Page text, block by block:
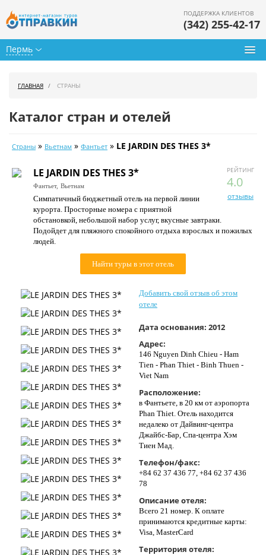
Пермь
ПОДДЕРЖКА КЛИЕНТОВ
(342) 255-42-17
Календарь туров
Цены дня
Страны
Как купить
ГЛАВНАЯ СТРАНЫ
Каталог стран и отелей
Страны » Вьетнам » Фантьет » LE JARDIN DES THES 3*
РЕЙТИНГ
4.0
отзывы
LE JARDIN DES THES 3*
Фантьет, Вьетнам
Симпатичный бюджетный отель на первой линии
курорта. Просторные номера с приятной
обстановкой, небольшой набор услуг, вкусные завтраки.
Подойдет для пляжного спокойного отдыха взрослых и пожилых
людей.
Найти туры в этот отель
Добавить свой отзыв об этом
отеле
Дата основания: 2012
Адрес:
146 Nguyen Dinh Chieu - Ham
Tien - Phan Thiet - Binh Thuen -
Viet Nam
Расположение:
в Фантьете, в 20 км от аэропорта
Phan Thiet. Отель находится
недалеко от Дайвинг-центра
Джайбс-Бар, Спа-центра Хэм
Тиен Мад.
Телефон/факс:
+84 62 37 436 77, +84 62 37 436
78
Описание отеля:
Всего 21 номер. К оплате
принимаются кредитные карты:
Visa, MasterCard
Территория отеля: